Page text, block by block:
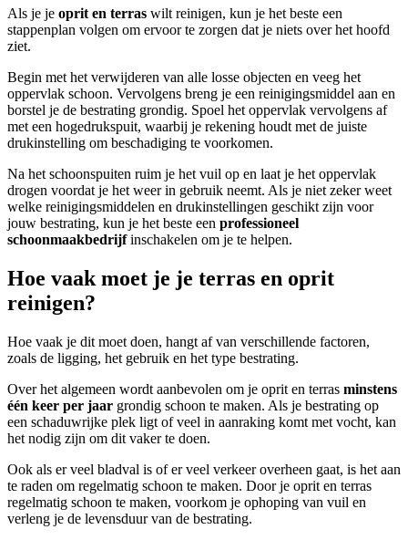
Als je je oprit en terras wilt reinigen, kun je het beste een
stappenplan volgen om ervoor te zorgen dat je niets over het hoofd
ziet.
Begin met het verwijderen van alle losse objecten en veeg het
oppervlak schoon. Vervolgens breng je een reinigingsmiddel aan en
borstel je de bestrating grondig. Spoel het oppervlak vervolgens af
met een hogedrukspuit, waarbij je rekening houdt met de juiste
drukinstelling om beschadiging te voorkomen.
Na het schoonspuiten ruim je het vuil op en laat je het oppervlak
drogen voordat je het weer in gebruik neemt. Als je niet zeker weet
welke reinigingsmiddelen en drukinstellingen geschikt zijn voor
jouw bestrating, kun je het beste een professioneel
schoonmaakbedrijfinschakelen om je te helpen.
Hoe vaak moet je je terras en oprit
reinigen?
Hoe vaak je dit moet doen, hangt af van verschillende factoren,
zoals de ligging, het gebruik en het type bestrating.
Over het algemeen wordt aanbevolen om je oprit en terras minstens
één keer per jaar grondig schoon te maken. Als je bestrating op
een schaduwrijke plek ligt of veel in aanraking komt met vocht, kan
het nodig zijn om dit vaker te doen.
Ook als er veel bladval is of er veel verkeer overheen gaat, is het aan
te raden om regelmatig schoon te maken. Door je oprit en terras
regelmatig schoon te maken, voorkom je ophoping van vuil en
verleng je de levensduur van de bestrating.